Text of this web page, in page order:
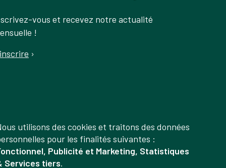
vous et recevez notre actualité
!
›
utilisons des cookies et traitons des données
pour les finalités suivantes :
Publicité et Marketing, Statistiques
Services tiers.